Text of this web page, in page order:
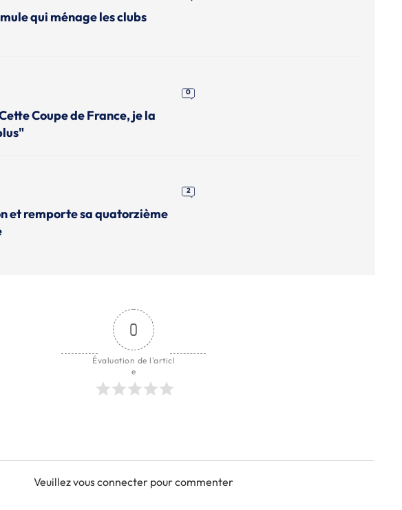
qui ménage les clubs
0
Coupe de France, je la
2
et remporte sa quatorzième
0
Évaluation de l'articl
e
Veuillez vous connecter pour commenter